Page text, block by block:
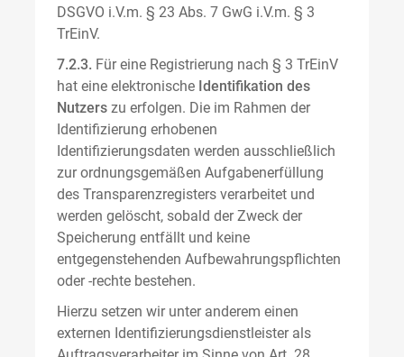
DSGVO i.V.m. § 23 Abs. 7 GwG i.V.m. § 3
TrEinV.
7.2.3. Für eine Registrierung nach § 3 TrEinV
hat eine elektronische Identifikation des
Nutzers zu erfolgen. Die im Rahmen der
Identifizierung erhobenen
Identifizierungsdaten werden ausschließlich
zur ordnungsgemäßen Aufgabenerfüllung
des Transparenzregisters verarbeitet und
werden gelöscht, sobald der Zweck der
Speicherung entfällt und keine
entgegenstehenden Aufbewahrungspflichten
oder -rechte bestehen.
Hierzu setzen wir unter anderem einen
externen Identifizierungsdienstleister als